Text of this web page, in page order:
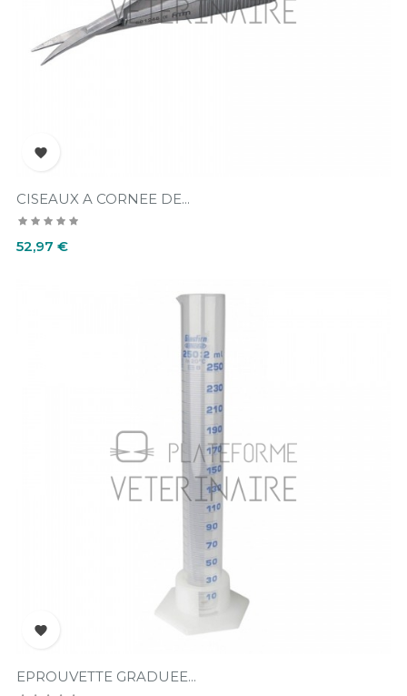

CISEAUX A CORNEE DE...
Prix
52,97 €

EPROUVETTE GRADUEE...